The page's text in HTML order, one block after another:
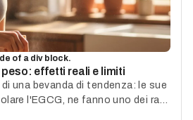
of a div block.
effetti reali e limiti
di una bevanda di tendenza: le sue
l'EGCG, ne fanno uno dei rari